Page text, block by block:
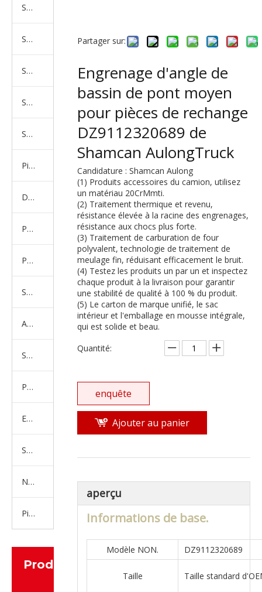
Série de camions Foton Auman
Série de camions FAW Jiefang
Série de camions Dongfeng
Série de camions North Benz Beiben
Série de camions américains, européens et japonais
Pièces de rechange de machines d'ingénierie de camion minier
D'autres séries de camions
Produits d'essieux
Produits de support de châssis
Série de suspension équilibrée
Amortisseur Série
Système de direction
Produits en caoutchouc
Embrayage Série
Série de bras de réglage
Nouvelles pièces de camion d'énergie
Pièces de moteur
Produits
Partager sur:
Engrenage d'angle de
bassin de pont moyen
pour pièces de rechange
DZ9112320689 de
Shamcan AulongTruck
Candidature : Shamcan Aulong
(1) Produits accessoires du camion, utilisez
un matériau 20CrMmti.
(2) Traitement thermique et revenu,
résistance élevée à la racine des engrenages,
résistance aux chocs plus forte.
(3) Traitement de carburation de four
polyvalent, technologie de traitement de
meulage fin, réduisant efficacement le bruit.
(4) Testez les produits un par un et inspectez
chaque produit à la livraison pour garantir
une stabilité de qualité à 100 % du produit.
(5) Le carton de marque unifié, le sac
intérieur et l'emballage en mousse intégrale,
qui est solide et beau.
Quantité:
enquête
Ajouter au panier
aperçu
Informations de base.
Modèle NON. DZ9112320689
Taille Taille standard